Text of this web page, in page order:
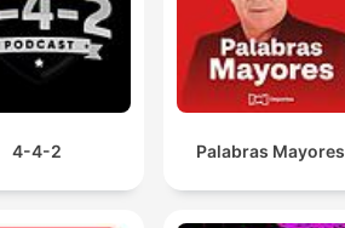
4-4-2 Palabras Mayores